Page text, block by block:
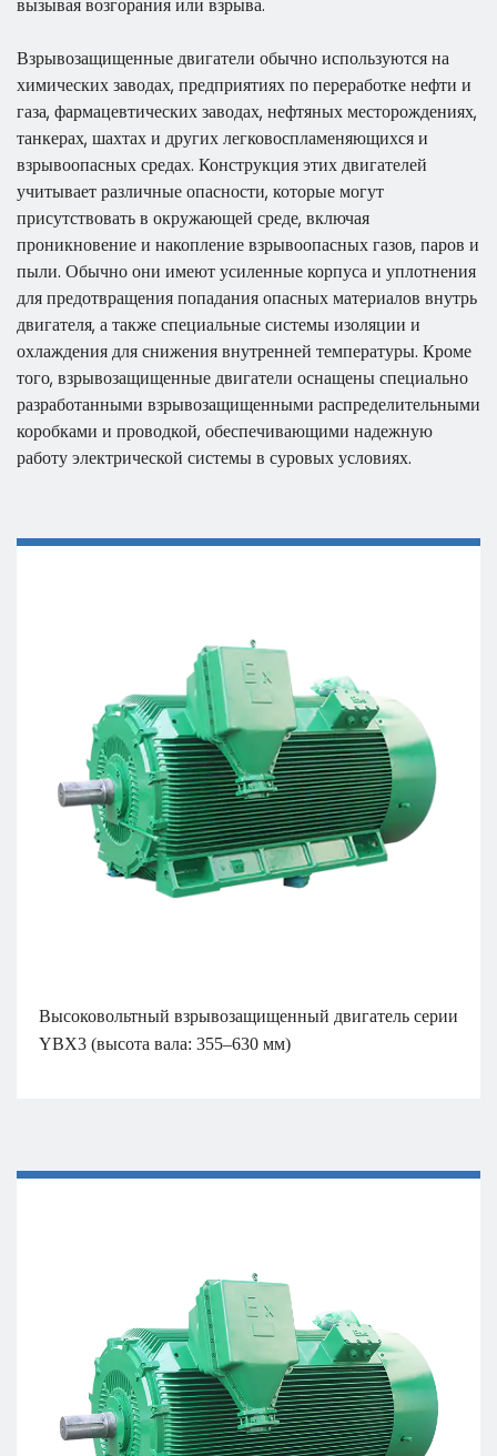
вызывая возгорания или взрыва.
Взрывозащищенные двигатели обычно используются на
химических заводах, предприятиях по переработке нефти и
газа, фармацевтических заводах, нефтяных месторождениях,
танкерах, шахтах и ​​других легковоспламеняющихся и
взрывоопасных средах. Конструкция этих двигателей
учитывает различные опасности, которые могут
присутствовать в окружающей среде, включая
проникновение и накопление взрывоопасных газов, паров и
пыли. Обычно они имеют усиленные корпуса и уплотнения
для предотвращения попадания опасных материалов внутрь
двигателя, а также специальные системы изоляции и
охлаждения для снижения внутренней температуры. Кроме
того, взрывозащищенные двигатели оснащены специально
разработанными взрывозащищенными распределительными
коробками и проводкой, обеспечивающими надежную
работу электрической системы в суровых условиях.
Высоковольтный взрывозащищенный двигатель серии
YBX3 (высота вала: 355–630 мм)